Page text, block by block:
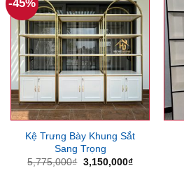
-45%
Kệ Trưng Bày Khung Sắt
Sang Trọng
5,775,000₫ Giá
3,150,000₫Giá